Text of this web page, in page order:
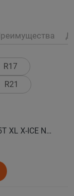
R17
R21
MICHELIN Автошина 195/65 R15 95T XL X-ICE NORTH 4 шип.